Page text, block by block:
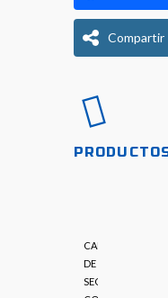
Compartir
CADENA
DE
SEGURIDAD